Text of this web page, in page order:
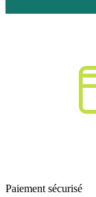
Paiement sécurisé